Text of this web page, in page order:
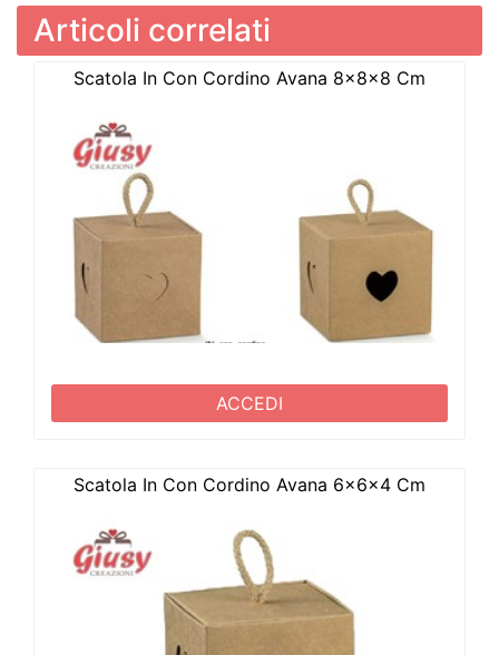
Articoli correlati
Scatola In Con Cordino Avana 8x8x8 Cm
ACCEDI
Scatola In Con Cordino Avana 6x6x4 Cm